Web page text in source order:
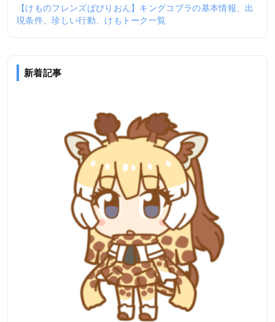
【けものフレンズぱびりおん】キングコブラの基本情報、出
現条件、珍しい行動、けもトーク一覧
新着記事